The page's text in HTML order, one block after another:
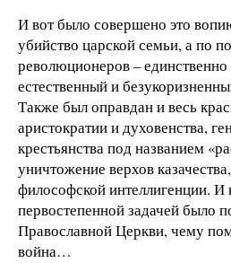
И вот было совершено это
убийство царской семьи, а по
революционеров –
естественный и
Также был оправдан и весь
аристократии и духовенства,
крестьянства под названием
уничтожение верхов
философской интеллигенции. И
первостепенной задачей было
Православной Церкви, чему
война…